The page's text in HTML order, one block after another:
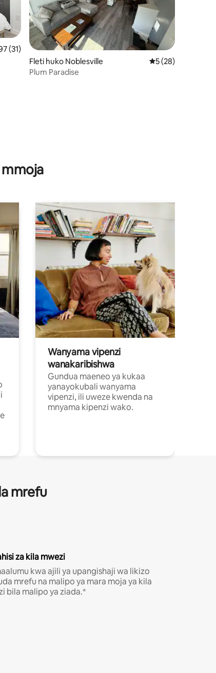
wa wastani wa 4.97 kati ya 5, tathmini 31
(31)
Fleti huko Noblesville Ukadiriaji wa
5 (28)
Plum Paradise
mmoja
Wanyama vipenzi
wanakaribishwa
Gundua maeneo ya kukaa
yanayokubali wanyama
vipenzi, ili uweze kwenda na
mnyama kipenzi wako.
mrefu
za kila mwezi
kwa ajili ya upangishaji wa likizo
mrefu na malipo ya mara moja ya kila
bila malipo ya ziada.*